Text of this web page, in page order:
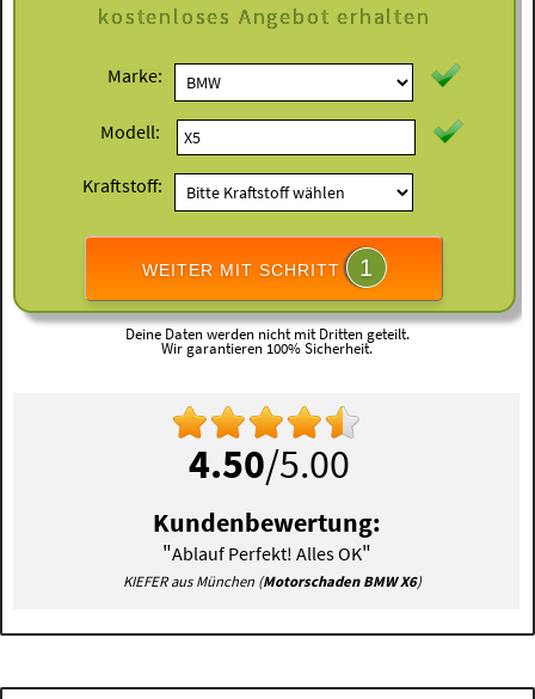
kostenloses Angebot erhalten
Marke:
Modell:
Kraftstoff:
WEITER MIT SCHRITT 1
Deine Daten werden nicht mit Dritten geteilt.
Wir garantieren 100% Sicherheit.
4.50/5.00
Kundenbewertung:
"Ablauf Perfekt! Alles OK"
KIEFER aus München (Motorschaden BMW X6)